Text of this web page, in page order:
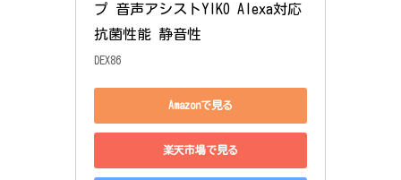
プ 音声アシストYIKO Alexa対応
抗菌性能 静音性
DEX86
Amazonで見る
楽天市場で見る